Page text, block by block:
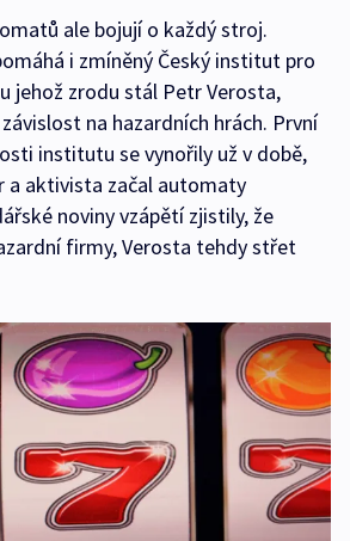
ale bojují o každý stroj.
i zmíněný Český institut pro
jehož zrodu stál Petr Verosta,
na hazardních hrách. První
institutu se vynořily už v době,
a aktivista začal automaty
noviny vzápětí zjistily, že
firmy, Verosta tehdy střet